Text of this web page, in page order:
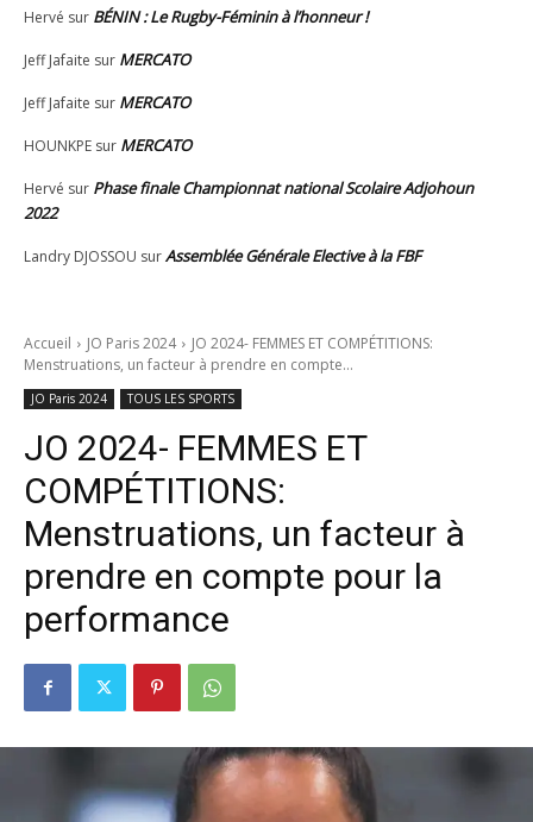
Hervé sur BÉNIN : Le Rugby-Féminin à l’honneur !
Jeff Jafaite sur MERCATO
Jeff Jafaite sur MERCATO
HOUNKPE sur MERCATO
Hervé sur Phase finale Championnat national Scolaire Adjohoun
2022
Landry DJOSSOU surAssemblée Générale Elective à la FBF